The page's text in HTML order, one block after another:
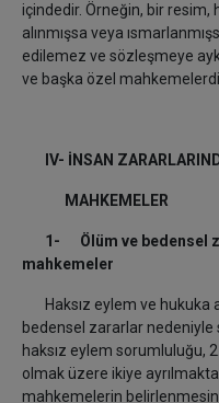
içindedir. Örneğin, bir resim,
alınmışsa veya
edilemez ve sözleşmeye
ve başka özel
IV- İNSAN
MAHKEMELER
1-
Ölüm ve bedensel
mahkemeler
Haksız eylem ve hukuka
bedensel zararlar nedeniyle
haksız eylem sorumluluğu,
olmak üzere ikiye
mahkemelerin